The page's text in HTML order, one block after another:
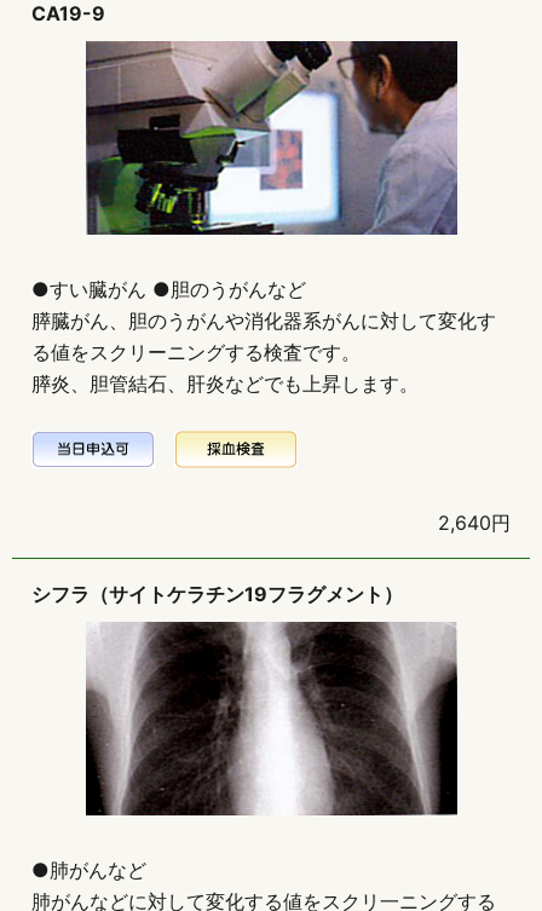
CA19-9
●すい臓がん ●胆のうがんなど
膵臓がん、胆のうがんや消化器系がんに対して変化す
る値をスクリーニングする検査です。
膵炎、胆管結石、肝炎などでも上昇します。
2,640円
シフラ（サイトケラチン19フラグメント）
●肺がんなど
肺がんなどに対して変化する値をスクリ一ニングする